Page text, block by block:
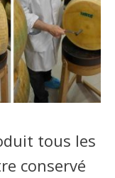
tous les
conservé